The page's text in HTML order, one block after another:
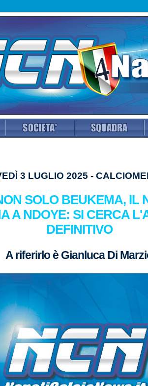
3 LUGLIO 2025 -
SOLO BEUKEMA, IL
A NDOYE: SI CERCA
DEFINITIVO
A riferirlo è Gianluca Di